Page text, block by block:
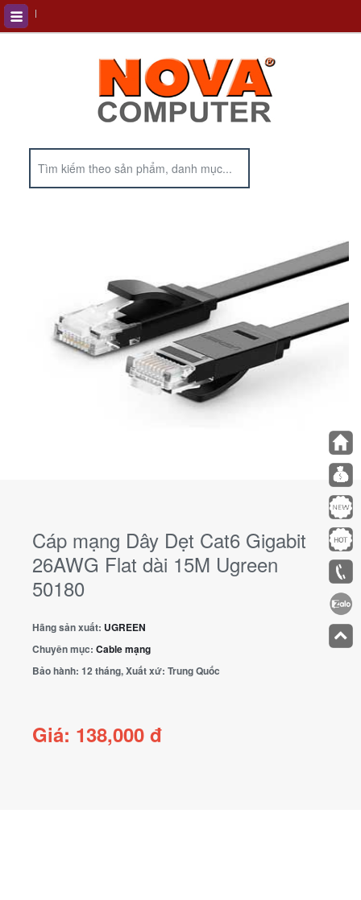
Cáp mạng Dây Dẹt Cat6 Gigabit
26AWG Flat dài 15M Ugreen
50180
Hãng sản xuất: UGREEN
Chuyên mục: Cable mạng
Bảo hành: 12 tháng, Xuất xứ: Trung Quốc
Giá: 138,000 đ